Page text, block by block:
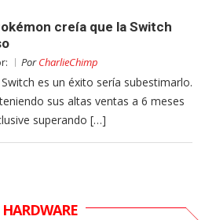
creía que la Switch
PorCharlieChimp
es un éxito sería subestimarlo.
sus altas ventas a 6 meses
superando […]
HARDWARE